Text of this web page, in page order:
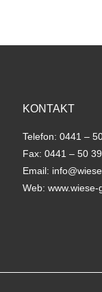
KONTAKT
Telefon: 0441 –
Fax: 0441 – 50
Email:
Web: